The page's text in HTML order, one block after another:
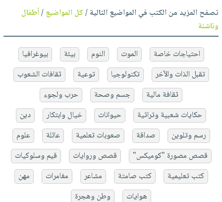
تصفح المزيد من الكتب في المواضيع التالية /كل المواضيع/أطفال
وناشئة
احتياجات خاصة الموت النوم بيئة
بيوغرافيا
تقبل الذات والآخر
تكنولوجيا توعية
ثقافات الشعوب
ثقافة مالية
جسم وصحة
حرب ولجوء
حكايات شعبية وتراثية
حيوانات خيال وابتكار
دين
رسم وتلوين
صداقة صعوبات تعلمية عائلة
علوم
قصص مصورة "كوميكس"
قصص وروايات
قيم وسلوكيات
كتب تعليمية
كتب صامتة مشاعر مغامرات
مهن
هوايات
وطن وهجرة